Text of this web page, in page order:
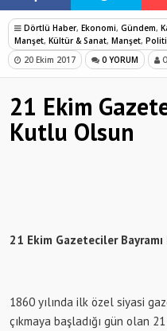
BIRAKMIYORUZ!’
Mazbatalar Alındı
Dolu Vurdu,
SOFRALARDA
BÜYÜTÜYORUZ!
Dörtlü Haber, Ekonomi, Gündem,
Manşet, Kültür & Sanat, Manşet,
20 Ekim 2017
0 YORUM
21 Ekim
Kutlu Olsun
21 Ekim Gazeteciler
1860 yılında ilk özel siyasi
çıkmaya başladığı gün olan